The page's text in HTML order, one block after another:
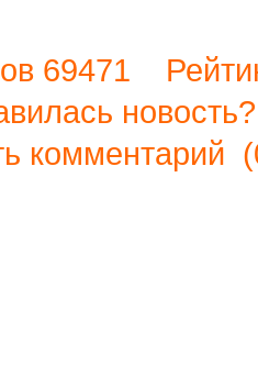
69471
комментарий